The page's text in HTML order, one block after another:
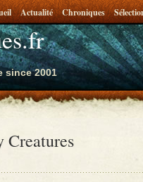
since 2001
Actualité Chroniques
Creatures